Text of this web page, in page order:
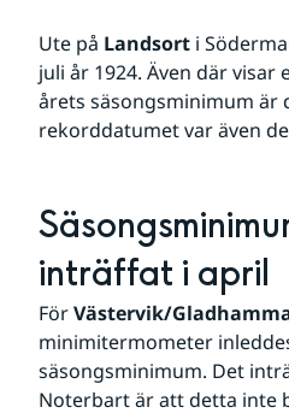
Ute på Landsort i
juli år 1924. Även där
årets säsongsminimum är
rekorddatumet var även
inträffat i april
För Västervik/
minimitermometer
säsongsminimum. Det